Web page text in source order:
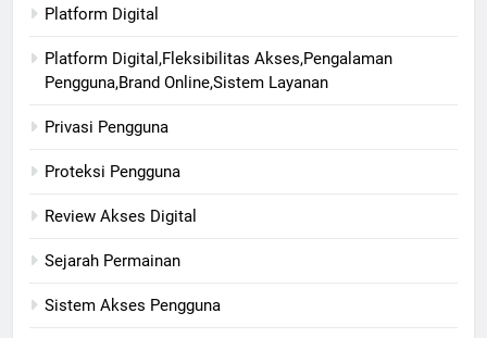
Platform Digital
Platform Digital,Fleksibilitas Akses,Pengalaman
Pengguna,Brand Online,Sistem Layanan
Privasi Pengguna
Proteksi Pengguna
Review Akses Digital
Sejarah Permainan
Sistem Akses Pengguna